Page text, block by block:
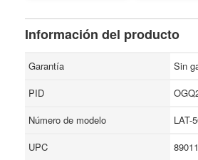
Ounce
Información del producto
Garantía
Sin
PID
Número de modelo
LAT-
UPC